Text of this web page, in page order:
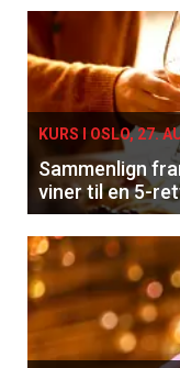
KURS I OSLO, 27.
Sammenlign
viner til en 5-